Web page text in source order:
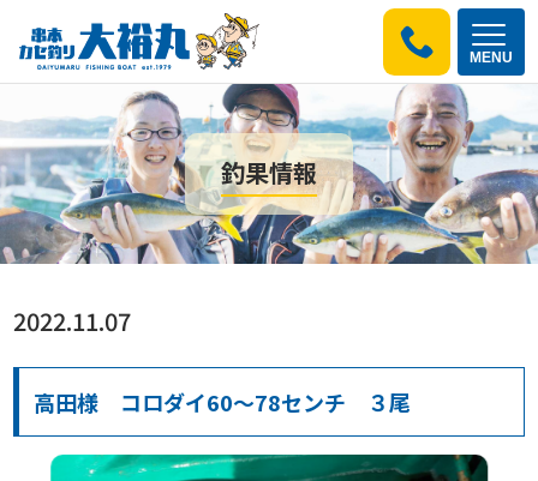
MENU
釣果情報
2022.11.07
高田様 コロダイ60～78センチ ３尾